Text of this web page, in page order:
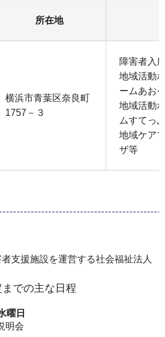
所在地
横浜市青葉区奈良町
1757－３
障害者入
地域活動
ームあお
地域活動
ムすてっ
地域ケア
ザ等
支援施設を運営する社会福祉法人
での主な日程
曜日
明会